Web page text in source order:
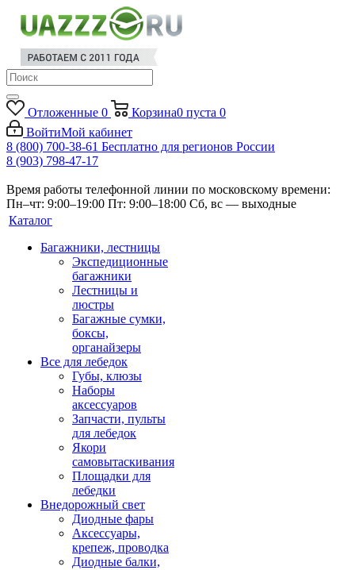
Отложенные 0 Корзина0 пуста 0
ВойтиМой кабинет
8 (800) 700-38-61 Бесплатно для регионов России
8 (903) 798-47-17
Время работы телефонной линии по московскому времени:
Пн–чт: 9:00–19:00 Пт: 9:00–18:00 Сб, вс — выходные
Каталог
Багажники, лестницы
Экспедиционные
багажники
Лестницы и
люстры
Багажные сумки,
боксы,
органайзеры
Все для лебедок
Губы, клюзы
Наборы
аксессуаров
Запчасти, пульты
для лебедок
Якори
самовытаскивания
Площадки для
лебедки
Внедорожный свет
Диодные фары
Аксессуары,
крепеж, проводка
Диодные балки,